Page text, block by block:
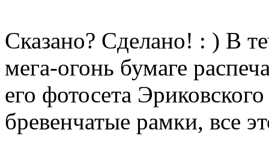
Сказано? Сделано! : ) В
мега-огонь бумаге
его фотосета
бревенчатые рамки, все